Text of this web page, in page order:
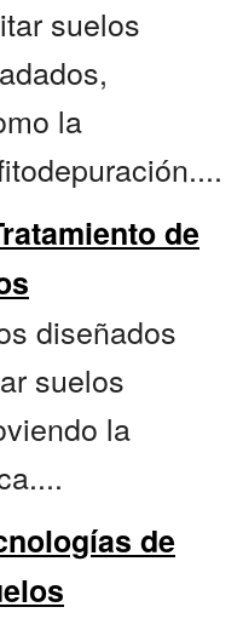
suelos
la
de
diseñados
suelos
la
de